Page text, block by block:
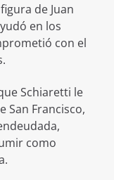
de Juan
en los
con el
Schiaretti le
San Francisco,
como